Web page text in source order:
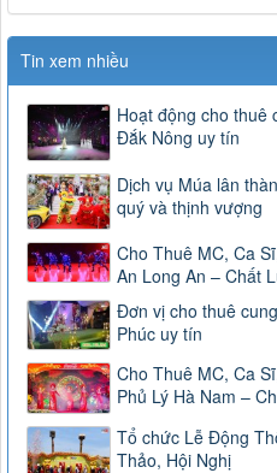
Tin xem nhiều
Hoạt động cho thuê
Đắk Nông uy tín
Dịch vụ Múa lân
quý và thịnh vượng
Cho Thuê MC, Ca
An Long An – Chất
Đơn vị cho thuê
Phúc uy tín
Cho Thuê MC, Ca
Phủ Lý Hà Nam –
Tổ chức Lễ Động
Thảo, Hội Nghị